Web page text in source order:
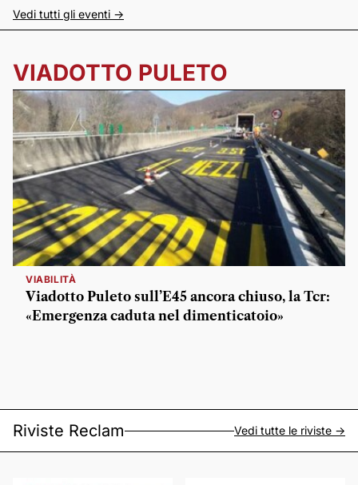
Vedi tutti gli eventi ->
VIADOTTO PULETO
VIABILITÀ
Viadotto Puleto sull’E45 ancora chiuso, la Tcr:
«Emergenza caduta nel dimenticatoio»
Riviste Reclam Vedi tutte le riviste ->